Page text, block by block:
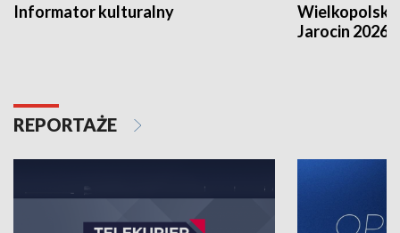
Informator kulturalny
Jarocin 2026
REPORTAŻE